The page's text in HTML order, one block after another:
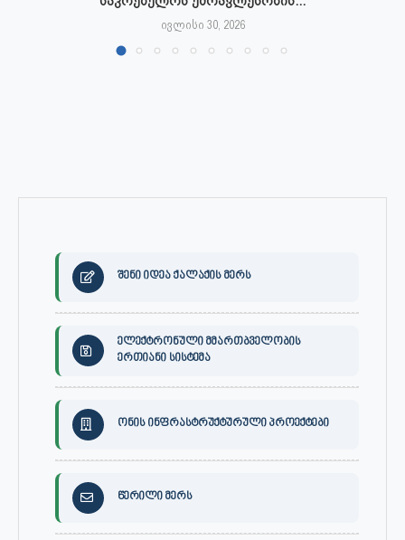
ივლისი 30, 2026
შენი იდეა ქალაქის მერს
ელექტრონული მმართბველობის
ერთიანი სისტემა
ონის ინფრასტრუქტურული პროექტები
წერილი მერს